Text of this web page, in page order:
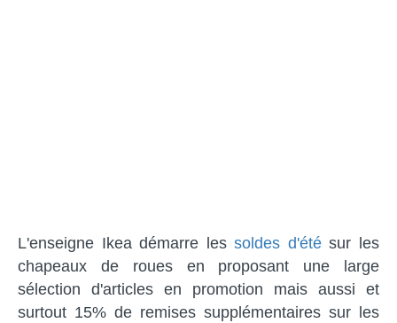
L'enseigne Ikea démarre lessoldes d'étésur les
chapeaux de roues en proposant une large
sélection d'articles en promotion mais aussi et
surtout 15% de remises supplémentaires sur les